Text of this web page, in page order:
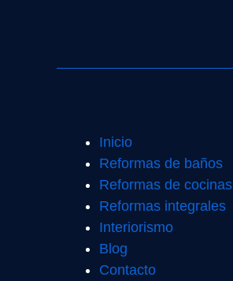
Inicio
Reformas de baños
Reformas de cocinas
Reformas integrales
Interiorismo
Blog
Contacto